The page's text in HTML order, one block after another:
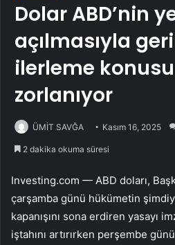
Dolar ABD’nin
açılmasıyla
ilerleme
zorlanıyor
ÜMİT SAVĞA Kasım 16, 2025
2 dakika okuma süresi
Investing.com — ABD doları,
çarşamba günü hükümetin
kapanışını sona erdiren yasayı
iştahını artırırken perşembe